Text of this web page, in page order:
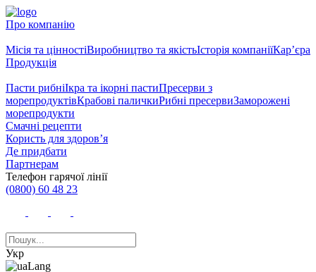
Про компанію
Місія та цінностіВиробництво та якістьІсторія компаніїКар’єра
Продукція
Пасти рибніІкра та ікорні пастиПресерви з
морепродуктівКрабові паличкиРибні пресервиЗаморожені
морепродукти
Смачні рецепти
Користь для здоров’я
Де придбати
Партнерам
Телефон гарячої лінії
(0800) 60 48 23
Укр